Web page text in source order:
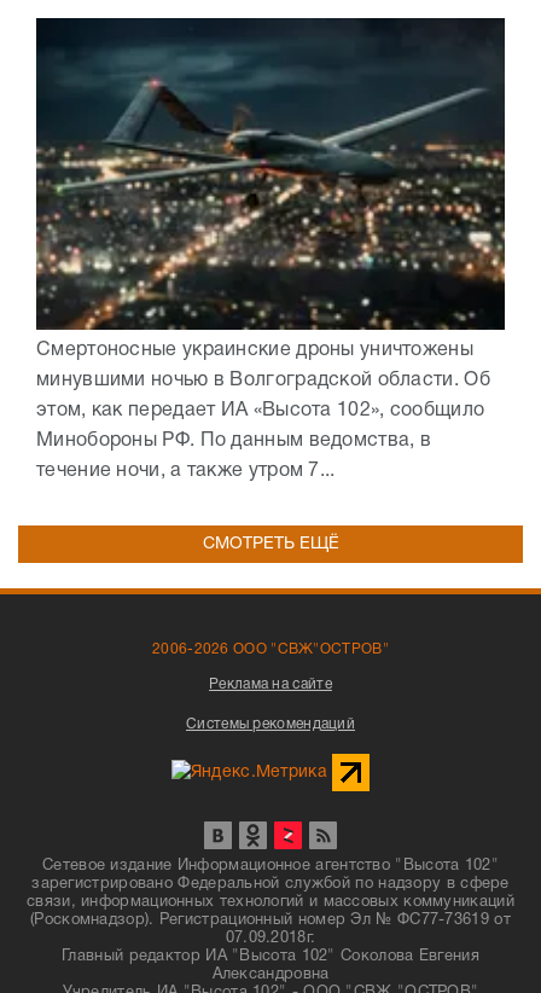
Смертоносные украинские дроны уничтожены
минувшими ночью в Волгоградской области. Об
этом, как передает ИА «Высота 102», сообщило
Минобороны РФ. По данным ведомства, в
течение ночи, а также утром 7...
СМОТРЕТЬ ЕЩЁ
2006-2026 ООО "СВЖ"ОСТРОВ"
Реклама на сайте
Системы рекомендаций
Сетевое издание Информационное агентство "Высота 102"
зарегистрировано Федеральной службой по надзору в сфере
связи, информационных технологий и массовых коммуникаций
(Роскомнадзор). Регистрационный номер Эл № ФС77-73619 от
07.09.2018г.
Главный редактор ИА "Высота 102" Соколова Евгения
Александровна